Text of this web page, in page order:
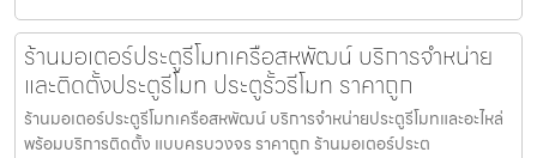
ร้านมอเตอร์ประตูรีโมทเครือสหพัฒน์ บริการจำหน่าย
และติดตั้งประตูรีโมท ประตูรั้วรีโมท ราคาถูก
ร้านมอเตอร์ประตูรีโมทเครือสหพัฒน์ บริการจำหน่ายประตูรีโมทและอะไหล่
พร้อมบริการติดตั้ง แบบครบวงจร ราคาถูก ร้านมอเตอร์ประต